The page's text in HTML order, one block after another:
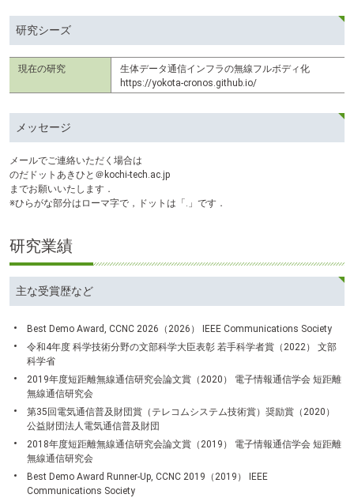
研究シーズ
現在の研究
生体データ通信インフラの無線フルボディ化
https://yokota-cronos.github.io/
メッセージ
メールでご連絡いただく場合は
のだドットあきひと＠kochi-tech.ac.jp
までお願いいたします．
※ひらがな部分はローマ字で，ドットは「.」です．
研究業績
主な受賞歴など
Best Demo Award, CCNC 2026（2026） IEEE Communications Society
令和4年度 科学技術分野の文部科学大臣表彰 若手科学者賞（2022） 文部
科学省
2019年度短距離無線通信研究会論文賞（2020） 電子情報通信学会 短距離
無線通信研究会
第35回電気通信普及財団賞（テレコムシステム技術賞）奨励賞（2020）
公益財団法人電気通信普及財団
2018年度短距離無線通信研究会論文賞（2019） 電子情報通信学会 短距離
無線通信研究会
Best Demo Award Runner-Up, CCNC 2019（2019） IEEE
Communications Society